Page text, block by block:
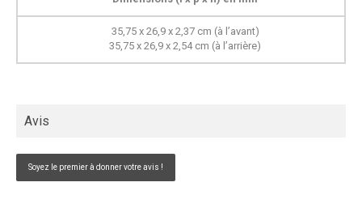
35,75 x 26,9 x 2,37 cm (à l’avant)
35,75 x 26,9 x 2,54 cm (à l’arrière)
Avis
Soyez le premier à donner votre avis !